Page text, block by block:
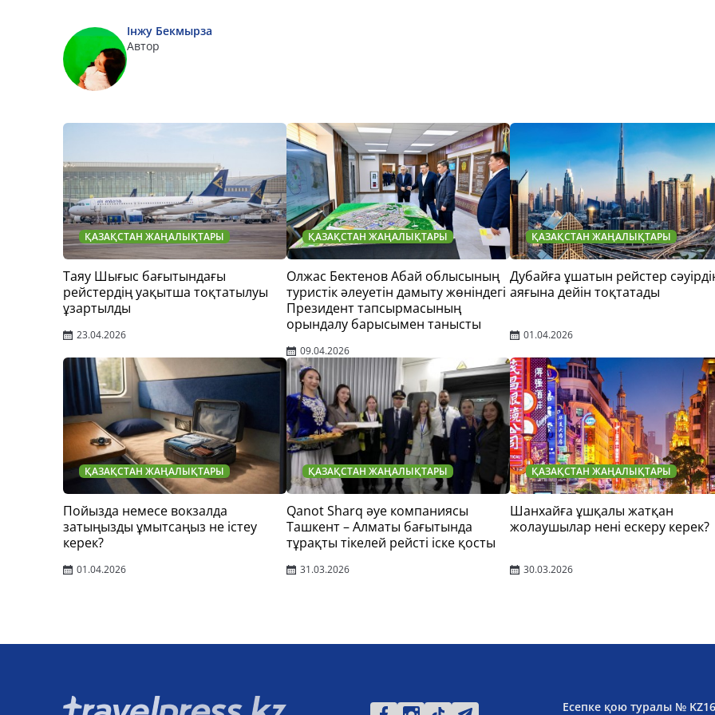
Інжу Бекмырза
Автор
ҚАЗАҚСТАН ЖАҢАЛЫҚТАРЫ
Таяу Шығыс бағытындағы
рейстердің уақытша тоқтатылуы
ұзартылды
23.04.2026
ҚАЗАҚСТАН ЖАҢАЛЫҚТАРЫ
Олжас Бектенов Абай облысының
туристік әлеуетін дамыту жөніндегі
Президент тапсырмасының
орындалу барысымен танысты
09.04.2026
ҚАЗАҚСТАН ЖАҢАЛЫҚТАРЫ
Дубайға ұшатын рейстер
аяғына дейін тоқтатады
01.04.2026
ҚАЗАҚСТАН ЖАҢАЛЫҚТАРЫ
Пойызда немесе вокзалда
затыңызды ұмытсаңыз не істеу
керек?
01.04.2026
ҚАЗАҚСТАН ЖАҢАЛЫҚТАРЫ
Qanot Sharq әуе компаниясы
Ташкент – Алматы бағытында
тұрақты тікелей рейсті іске қосты
31.03.2026
ҚАЗАҚСТАН ЖАҢАЛЫҚТАРЫ
Шанхайға ұшқалы жатқан
жолаушылар нені ескеру керек?
30.03.2026
Есепке қою туралы №